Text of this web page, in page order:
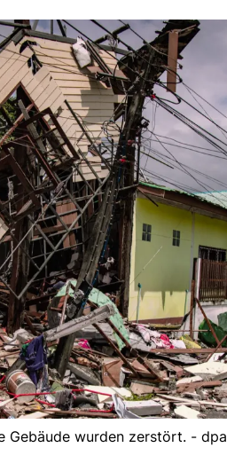
Gebäude wurden zerstört. - dpa